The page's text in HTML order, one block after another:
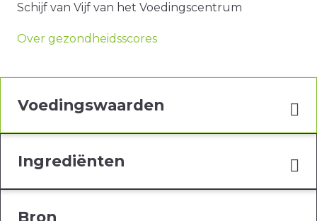
Schijf van Vijf van het Voedingscentrum
Over gezondheidsscores
Voedingswaarden
Ingrediënten
Bron